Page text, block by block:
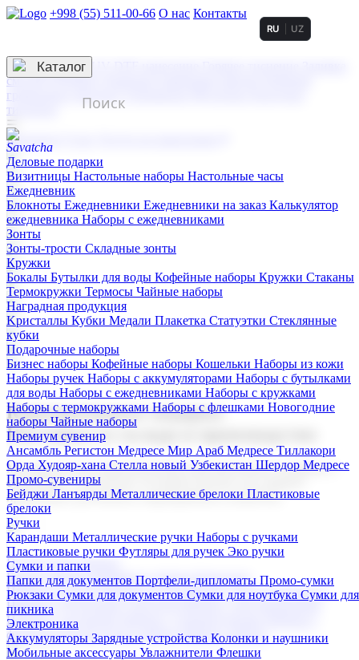
+998 (55) 511-00-66 О нас Контакты
3D гравировка
смолой (Doming)
гравировка твердая
тиснение
RU UZ
☰
Контакты
Каталог
Деловые подарки
Визитницы Настольные наборы Настольные часы
Ежедневник
Блокноты Ежедневники Ежедневники на заказ Калькулятор
ежедневника Наборы с ежедневниками
Зонты
Зонты-трости Складные зонты
Кружки
Бокалы Бутылки для воды Кофейные наборы Кружки Стаканы
Термокружки Термосы Чайные наборы
Наградная продукция
Kристаллы Кубки Медали Плакетка Статуэтки Стеклянные
кубки
Подарочные наборы
Бизнес наборы Кофейные наборы Кошельки Наборы из кожи
Наборы ручек Наборы с аккумуляторами Наборы с бутылками
для воды Наборы с ежедневниками Наборы с кружками
Наборы с термокружками Наборы с флешками Новогодние
наборы Чайные наборы
Премиум сувенир
Ансамбль Регистон Медресе Мир Араб Медресе Тиллакори
Орда Худояр-хана Стелла новый Узбекистан Шердор Медресе
Промо-сувениры
Бейджи Ланъярды Металлические брелоки Пластиковые
брелоки
Ручки
Карандаши Металлические ручки Наборы с ручками
Пластиковые ручки Футляры для ручек Эко ручки
Сумки и папки
Папки для документов Портфели-дипломаты Промо-сумки
Рюкзаки Сумки для документов Сумки для ноутбука Сумки для
пикника
Электроника
Аккумуляторы Зарядные устройства Колонки и наушники
Мобильные аксессуары Увлажнители Флешки
Корпоративные подарки
Поставка со склада и производство
Мы предлагаем широкий выбор корпоративных подарков и
сувениров с логотипом. В нашем каталоге вы найдете
продукцию для бизнеса, мероприятия и клиентов.
Подарочные наборы
Бизнес наборыКофейные наборы Кошельки
Наборы из кожиНаборы ручекНаборы с аккумуляторами
Наборы с бутылками для воды
Наборы с ежедневниками
Наборы с кружками
флешкамиНовогодние наборыЧайные наборы